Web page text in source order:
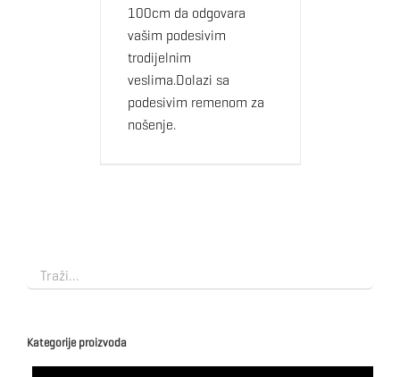
100cm da odgovara
vašim podesivim
trodijelnim
veslima.Dolazi sa
podesivim remenom za
nošenje.
Kategorije proizvoda